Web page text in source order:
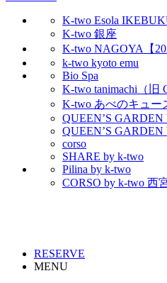
K-two Esola
K-two 銀座
K-two NAGOYA【
k-two kyoto emu
Bio Spa
K-two tanimachi（旧
K-two あべのキュー
QUEEN’S GARDEN
QUEEN’S GARDEN
corso
SHARE by k-two
Pilina by k-two
CORSO by k-two 西
RESERVE
MENU